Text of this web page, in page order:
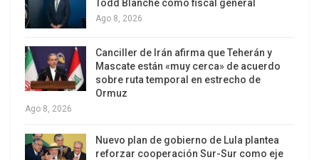
sus recuerdos alerten al mundo sobre el peligro
Todd Blanche como fiscal general
Ago 8, 2026
Canciller de Irán afirma que Teherán y
Mascate están «muy cerca» de acuerdo
sobre ruta temporal en estrecho de
Ormuz
Ago 8, 2026
Nuevo plan de gobierno de Lula plantea
reforzar cooperación Sur-Sur como eje